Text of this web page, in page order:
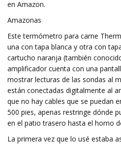
en Amazon.
Amazonas
Este termómetro para carne
una con tapa blanca y otra con
cartucho naranja (también
amplificador cuenta con una
mostrar lecturas de las sondas al
están conectadas digitalmente al
que no hay cables que se puedan
500 pies, apenas restringe dónde
en el patio trasero hasta el horno
La primera vez que lo usé estaba